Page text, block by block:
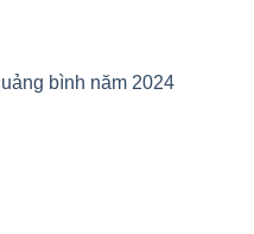
bình năm 2024